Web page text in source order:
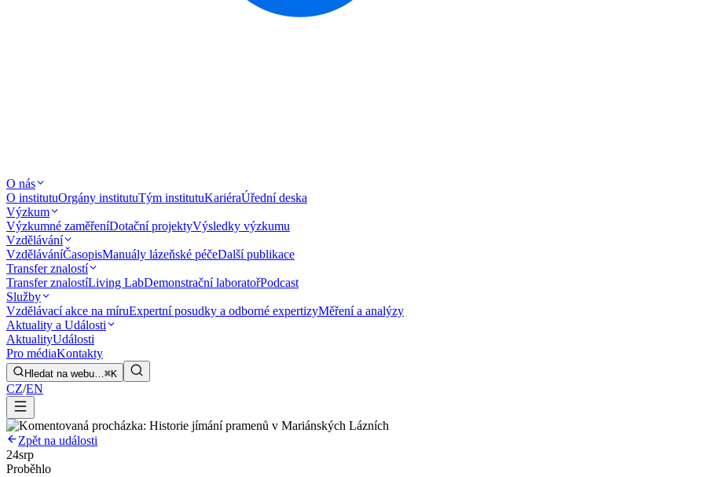
O nás
O institutuOrgány institutuTým institutuKariéraÚřední deska
Výzkum
Výzkumné zaměřeníDotační projektyVýsledky výzkumu
Vzdělávání
VzděláváníČasopisManuály lázeňské péčeDalší publikace
Transfer znalostí
Transfer znalostíLiving LabDemonstrační laboratořPodcast
Služby
Vzdělávací akce na míruExpertní posudky a odborné expertizyMěření a analýzy
Aktuality a Události
AktualityUdálosti
Pro médiaKontakty
Hledat na webu…⌘K
CZ/EN
Zpět na události
24srp
Proběhlo